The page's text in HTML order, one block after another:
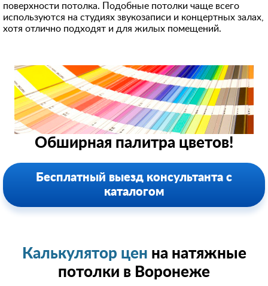
поверхности потолка. Подобные потолки чаще всего
используются на студиях звукозаписи и концертных залах,
хотя отлично подходят и для жилых помещений.
Обширная палитра цветов!
Бесплатный выезд консультанта с
каталогом
Калькулятор цен на натяжные
потолки в Воронеже